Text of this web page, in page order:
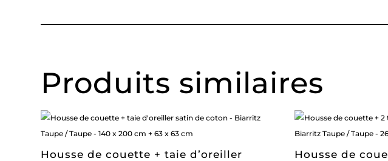
Produits similaires
Housse de couette + taie d’oreiller
Housse de